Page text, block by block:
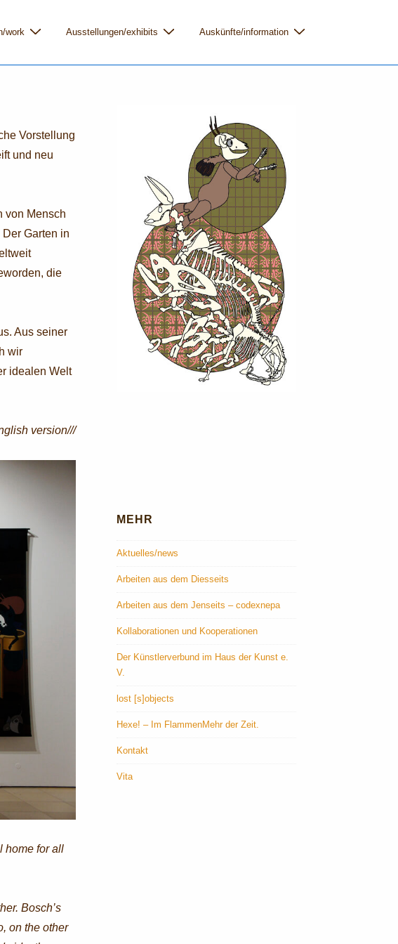
work Ausstellungen/exhibits Auskünfte/information
Vorstellung
und neu
von Mensch
Garten in
die
Aus seiner
wir
idealen Welt
version///
home for all
Bosch’s
on the other
MEHR
Aktuelles/news
Arbeiten aus dem Diesseits
Arbeiten aus dem Jenseits – codexnepa
Kollaborationen und Kooperationen
Der Künstlerverbund im Haus der Kunst e.
V.
lost [s]objects
Hexe! – Im FlammenMehr der Zeit.
Kontakt
Vita